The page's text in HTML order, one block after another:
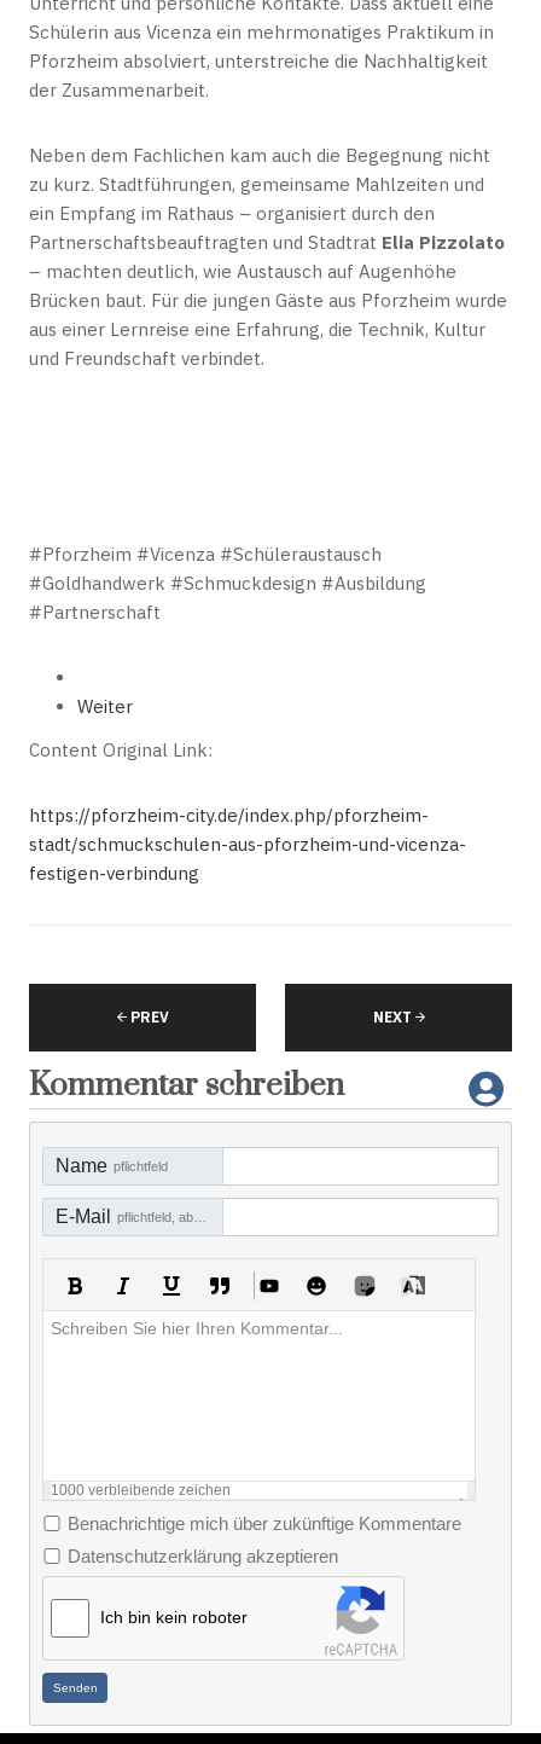
Schülerin aus Vicenza ein mehrmonatiges Praktikum in
Pforzheim absolviert, unterstreiche die Nachhaltigkeit
der Zusammenarbeit.
Neben dem Fachlichen kam auch die Begegnung nicht
zu kurz. Stadtführungen, gemeinsame Mahlzeiten und
ein Empfang im Rathaus – organisiert durch den
Partnerschaftsbeauftragten und Stadtrat Elia Pizzolato
– machten deutlich, wie Austausch auf Augenhöhe
Brücken baut. Für die jungen Gäste aus Pforzheim wurde
aus einer Lernreise eine Erfahrung, die Technik, Kultur
und Freundschaft verbindet.
#Pforzheim #Vicenza #Schüleraustausch
#Goldhandwerk #Schmuckdesign #Ausbildung
#Partnerschaft
Weiter
Content Original Link:
https://pforzheim-city.de/index.php/pforzheim-
stadt/schmuckschulen-aus-pforzheim-und-vicenza-
festigen-verbindung
PREV NEXT
Kommentar schreiben
Name pflichtfeld
E-Mail
1000 verbleibende zeichen
Benachrichtige mich über zukünftige Kommentare
Datenschutzerklärung akzeptieren
Ich bin kein roboter
Senden